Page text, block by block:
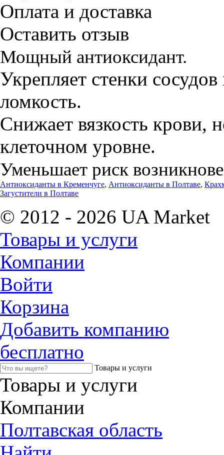
Оплата и доставка
Оставить отзыв
Мощный антиоксидант.
Укрепляет стенки
ломкость.
Снижает вязкость крови,
клеточном уровне.
Уменьшает риск
Антиоксиданты в Кременчуге, Антиоксиданты в Полтаве,
Загустители в Полтаве
© 2012 - 2026 UA Market
Товары и услуги
Компании
Войти
Корзина
Добавить компанию
бесплатно
Товары и услуги
Товары и услуги
Компании
Полтавская область